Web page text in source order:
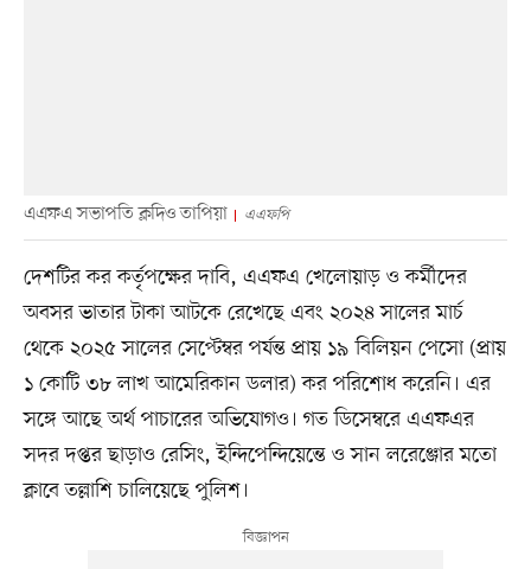
এএফএ সভাপতি ক্লদিও তাপিয়া এএফপি
দেশটির কর কর্তৃপক্ষের দাবি, এএফএ খেলোয়াড় ও কর্মীদের
অবসর ভাতার টাকা আটকে রেখেছে এবং ২০২৪ সালের মার্চ
থেকে ২০২৫ সালের সেপ্টেম্বর পর্যন্ত প্রায় ১৯ বিলিয়ন পেসো (প্রায়
১ কোটি ৩৮ লাখ আমেরিকান ডলার) কর পরিশোধ করেনি। এর
সঙ্গে আছে অর্থ পাচারের অভিযোগও। গত ডিসেম্বরে এএফএর
সদর দপ্তর ছাড়াও রেসিং, ইন্দিপেন্দিয়েন্তে ও সান লরেঞ্জোর মতো
ক্লাবে তল্লাশি চালিয়েছে পুলিশ।